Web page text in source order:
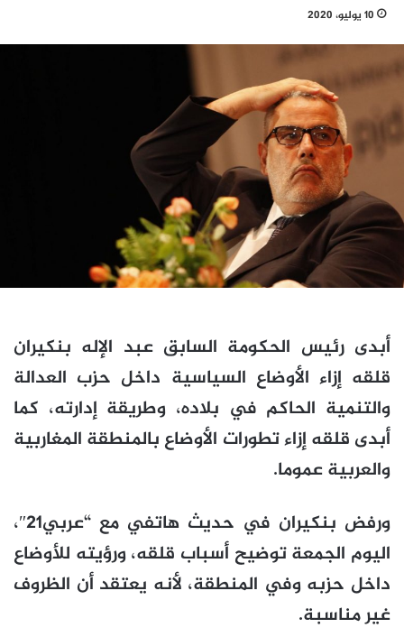
10 يوليو، 2020
أبدى رئيس الحكومة السابق عبد الإله بنكيران
قلقه إزاء الأوضاع السياسية داخل حزب العدالة
والتنمية الحاكم في بلاده، وطريقة إدارته، كما
أبدى قلقه إزاء تطورات الأوضاع بالمنطقة المغاربية
والعربية عموما.
ورفض بنكيران في حديث هاتفي مع “عربي21″،
اليوم الجمعة توضيح أسباب قلقه، ورؤيته للأوضاع
داخل حزبه وفي المنطقة، لأنه يعتقد أن الظروف
غير مناسبة.